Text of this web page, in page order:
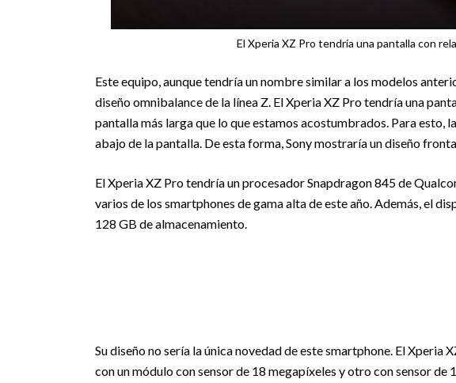
El Xperia XZ Pro tendría una pantalla con
Este equipo, aunque tendría un nombre similar a los modelos
diseño omnibalance de la línea Z. El Xperia XZ Pro tendría una
pantalla más larga que lo que estamos acostumbrados. Para esto,
abajo de la pantalla. De esta forma, Sony mostraría un diseño
El Xperia XZ Pro tendría un procesador Snapdragon 845 de
varios de los smartphones de gama alta de este año. Además, el
128 GB de almacenamiento.
Su diseño no sería la única novedad de este smartphone. El Xperia
con un módulo con sensor de 18 megapíxeles y otro con sensor